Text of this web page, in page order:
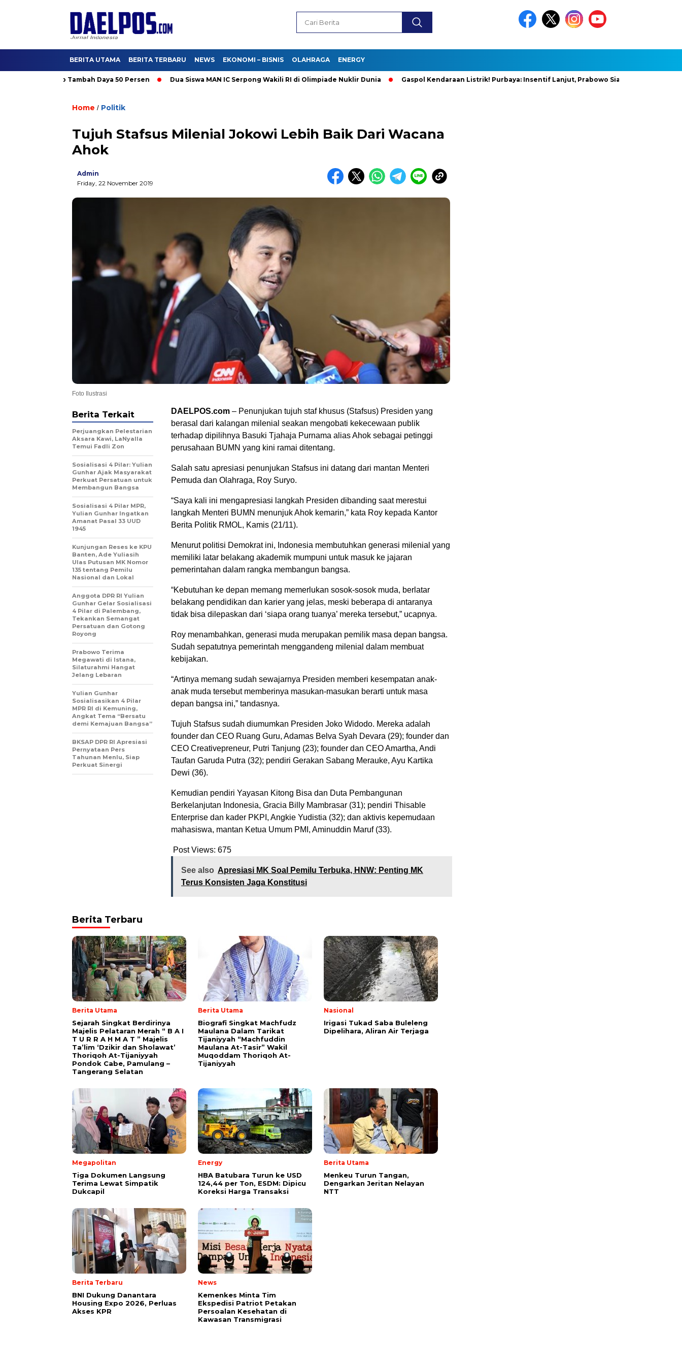
BERITA UTAMA BERITA TERBARU NEWS EKONOMI – BISNIS OLAHRAGA ENERGY
Promo Tambah Daya 50 Persen Dua Siswa MAN IC Serpong Wakili RI di Olimpiade Nuklir Dunia Gaspol Kendaraan Listrik! Purbaya: Insentif Lanjut, Prabowo Siapkan Stimulus Baru
Home / Politik
Tujuh Stafsus Milenial Jokowi Lebih Baik Dari Wacana
Ahok
Admin
Friday, 22 November 2019
Foto Ilustrasi
DAELPOS.com – Penunjukan tujuh staf khusus (Stafsus) Presiden yang
berasal dari kalangan milenial seakan mengobati kekecewaan publik
terhadap dipilihnya Basuki Tjahaja Purnama alias Ahok sebagai petinggi
perusahaan BUMN yang kini ramai ditentang.
Salah satu apresiasi penunjukan Stafsus ini datang dari mantan Menteri
Pemuda dan Olahraga, Roy Suryo.
“Saya kali ini mengapresiasi langkah Presiden dibanding saat merestui
langkah Menteri BUMN menunjuk Ahok kemarin,” kata Roy kepada Kantor
Berita Politik RMOL, Kamis (21/11).
Menurut politisi Demokrat ini, Indonesia membutuhkan generasi milenial yang
memiliki latar belakang akademik mumpuni untuk masuk ke jajaran
pemerintahan dalam rangka membangun bangsa.
“Kebutuhan ke depan memang memerlukan sosok-sosok muda, berlatar
belakang pendidikan dan karier yang jelas, meski beberapa di antaranya
tidak bisa dilepaskan dari ‘siapa orang tuanya’ mereka tersebut,” ucapnya.
Roy menambahkan, generasi muda merupakan pemilik masa depan bangsa.
Sudah sepatutnya pemerintah menggandeng milenial dalam membuat
kebijakan.
“Artinya memang sudah sewajarnya Presiden memberi kesempatan anak-
anak muda tersebut memberinya masukan-masukan berarti untuk masa
depan bangsa ini,” tandasnya.
Tujuh Stafsus sudah diumumkan Presiden Joko Widodo. Mereka adalah
founder dan CEO Ruang Guru, Adamas Belva Syah Devara (29); founder dan
CEO Creativepreneur, Putri Tanjung (23); founder dan CEO Amartha, Andi
Taufan Garuda Putra (32); pendiri Gerakan Sabang Merauke, Ayu Kartika
Dewi (36).
Kemudian pendiri Yayasan Kitong Bisa dan Duta Pembangunan
Berkelanjutan Indonesia, Gracia Billy Mambrasar (31); pendiri Thisable
Enterprise dan kader PKPI, Angkie Yudistia (32); dan aktivis kepemudaan
mahasiswa, mantan Ketua Umum PMI, Aminuddin Maruf (33).
Post Views: 675
See also Apresiasi MK Soal Pemilu Terbuka, HNW: Penting MK
Terus Konsisten Jaga Konstitusi
Berita Terkait
Perjuangkan Pelestarian
Aksara Kawi, LaNyalla
Temui Fadli Zon
Sosialisasi 4 Pilar: Yulian
Gunhar Ajak Masyarakat
Perkuat Persatuan untuk
Membangun Bangsa
Sosialisasi 4 Pilar MPR,
Yulian Gunhar Ingatkan
Amanat Pasal 33 UUD
1945
Kunjungan Reses ke KPU
Banten, Ade Yuliasih
Ulas Putusan MK Nomor
135 tentang Pemilu
Nasional dan Lokal
Anggota DPR RI Yulian
Gunhar Gelar Sosialisasi
4 Pilar di Palembang,
Tekankan Semangat
Persatuan dan Gotong
Royong
Prabowo Terima
Megawati di Istana,
Silaturahmi Hangat
Jelang Lebaran
Yulian Gunhar
Sosialisasikan 4 Pilar
MPR RI di Kemuning,
Angkat Tema “Bersatu
demi Kemajuan Bangsa”
BKSAP DPR RI Apresiasi
Pernyataan Pers
Tahunan Menlu, Siap
Perkuat Sinergi
Berita Terbaru
Berita Utama
Sejarah Singkat Berdirinya
Majelis Pelataran Merah “ B A I
T U R R A H M A T ” Majelis
Ta’lim ‘Dzikir dan Sholawat’
Thoriqoh At-Tijaniyyah
Pondok Cabe, Pamulang –
Tangerang Selatan
Berita Utama
Biografi Singkat Machfudz
Maulana Dalam Tarikat
Tijaniyyah “Machfuddin
Maulana At-Tasir” Wakil
Muqoddam Thoriqoh At-
Tijaniyyah
Nasional
Irigasi Tukad Saba Buleleng
Dipelihara, Aliran Air Terjaga
Megapolitan
Tiga Dokumen Langsung
Terima Lewat Simpatik
Dukcapil
Energy
HBA Batubara Turun ke USD
124,44 per Ton, ESDM: Dipicu
Koreksi Harga Transaksi
Berita Utama
Menkeu Turun Tangan,
Dengarkan Jeritan Nelayan
NTT
Berita Terbaru
BNI Dukung Danantara
Housing Expo 2026, Perluas
Akses KPR
News
Kemenkes Minta Tim
Ekspedisi Patriot Petakan
Persoalan Kesehatan di
Kawasan Transmigrasi